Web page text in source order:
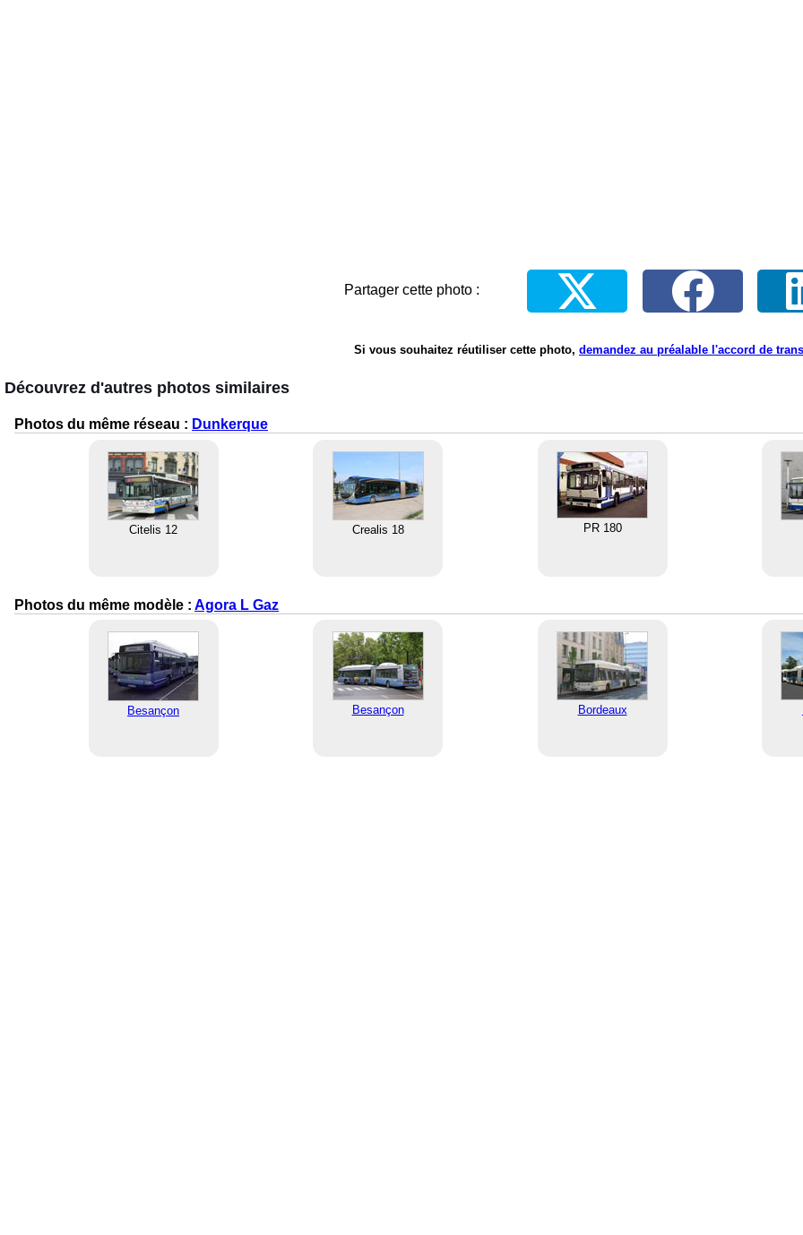
Partager cette photo :
Si vous souhaitez réutiliser cette photo, demandez au préalable l'accord de
Découvrez d'autres photos similaires
Photos du même réseau : Dunkerque
Citelis 12 Crealis 18 PR 180
Photos du même modèle : Agora L Gaz
Besançon Besançon Bordeaux